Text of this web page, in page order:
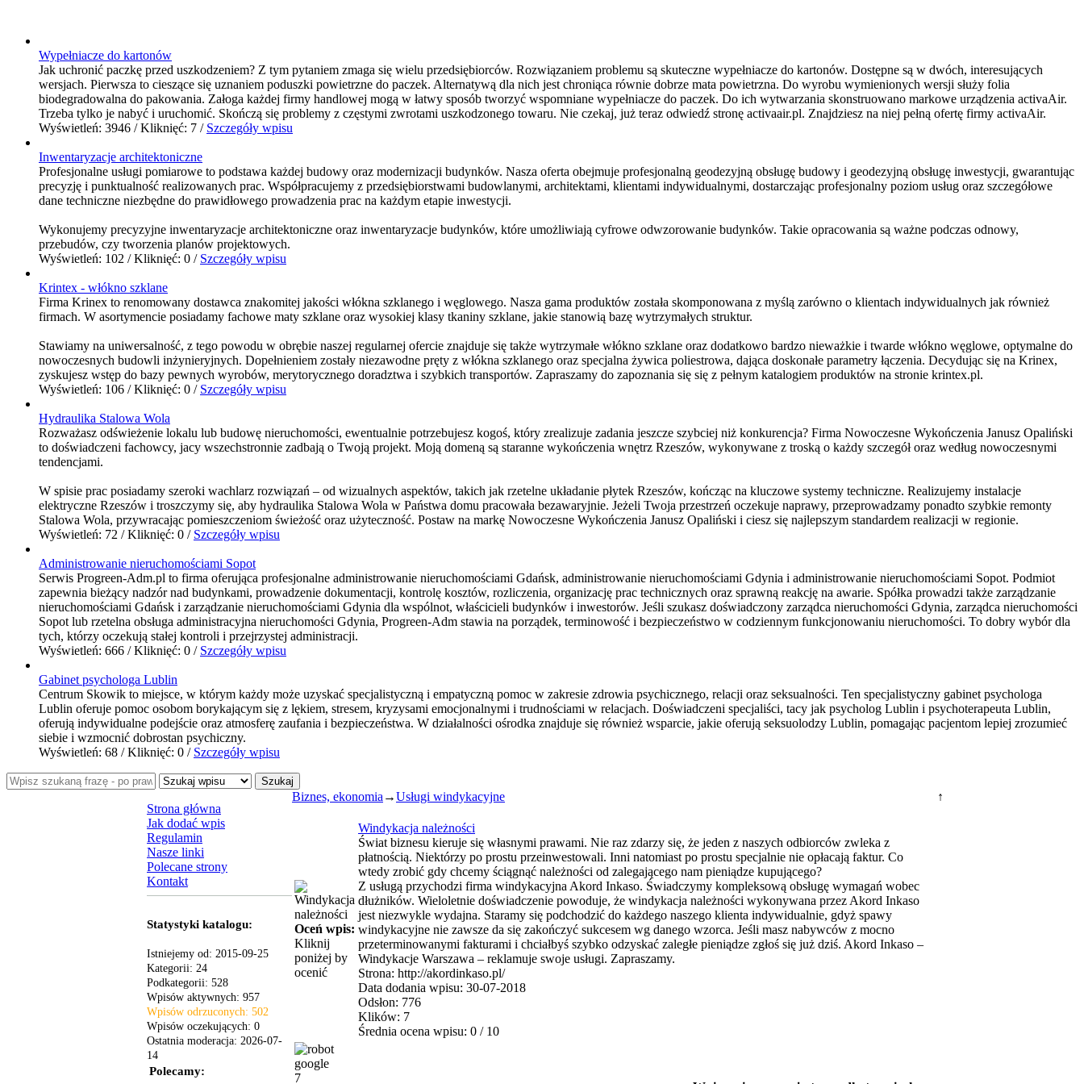
Wypełniacze do kartonów
Jak uchronić paczkę przed uszkodzeniem? Z tym pytaniem zmaga się wielu przedsiębiorców. Rozwiązaniem problemu są skuteczne wypełniacze do kartonów. Dostępne są w dwóch, interesujących
wersjach. Pierwsza to cieszące się uznaniem poduszki powietrzne do paczek. Alternatywą dla nich jest chroniąca równie dobrze mata powietrzna. Do wyrobu wymienionych wersji służy folia
biodegradowalna do pakowania. Załoga każdej firmy handlowej mogą w łatwy sposób tworzyć wspomniane wypełniacze do paczek. Do ich wytwarzania skonstruowano markowe urządzenia activaAir.
Trzeba tylko je nabyć i uruchomić. Skończą się problemy z częstymi zwrotami uszkodzonego towaru. Nie czekaj, już teraz odwiedź stronę activaair.pl. Znajdziesz na niej pełną ofertę firmy activaAir.
Wyświetleń: 3946 / Kliknięć: 7 / Szczegóły wpisu
Inwentaryzacje architektoniczne
Profesjonalne usługi pomiarowe to podstawa każdej budowy oraz modernizacji budynków. Nasza oferta obejmuje profesjonalną geodezyjną obsługę budowy i geodezyjną obsługę inwestycji, gwarantując
precyzję i punktualność realizowanych prac. Współpracujemy z przedsiębiorstwami budowlanymi, architektami, klientami indywidualnymi, dostarczając profesjonalny poziom usług oraz szczegółowe
dane techniczne niezbędne do prawidłowego prowadzenia prac na każdym etapie inwestycji.
Wykonujemy precyzyjne inwentaryzacje architektoniczne oraz inwentaryzacje budynków, które umożliwiają cyfrowe odwzorowanie budynków. Takie opracowania są ważne podczas odnowy,
przebudów, czy tworzenia planów projektowych.
Wyświetleń: 102 / Kliknięć: 0 / Szczegóły wpisu
Krintex - włókno szklane
Firma Krinex to renomowany dostawca znakomitej jakości włókna szklanego i węglowego. Nasza gama produktów została skomponowana z myślą zarówno o klientach indywidualnych jak również
firmach. W asortymencie posiadamy fachowe maty szklane oraz wysokiej klasy tkaniny szklane, jakie stanowią bazę wytrzymałych struktur.
Stawiamy na uniwersalność, z tego powodu w obrębie naszej regularnej ofercie znajduje się także wytrzymałe włókno szklane oraz dodatkowo bardzo nieważkie i twarde włókno węglowe, optymalne do
nowoczesnych budowli inżynieryjnych. Dopełnieniem zostały niezawodne pręty z włókna szklanego oraz specjalna żywica poliestrowa, dająca doskonałe parametry łączenia. Decydując się na Krinex,
zyskujesz wstęp do bazy pewnych wyrobów, merytorycznego doradztwa i szybkich transportów. Zapraszamy do zapoznania się się z pełnym katalogiem produktów na stronie krintex.pl.
Wyświetleń: 106 / Kliknięć: 0 / Szczegóły wpisu
Hydraulika Stalowa Wola
Rozważasz odświeżenie lokalu lub budowę nieruchomości, ewentualnie potrzebujesz kogoś, który zrealizuje zadania jeszcze szybciej niż konkurencja? Firma Nowoczesne Wykończenia Janusz Opaliński
to doświadczeni fachowcy, jacy wszechstronnie zadbają o Twoją projekt. Moją domeną są staranne wykończenia wnętrz Rzeszów, wykonywane z troską o każdy szczegół oraz według nowoczesnymi
tendencjami.
W spisie prac posiadamy szeroki wachlarz rozwiązań – od wizualnych aspektów, takich jak rzetelne układanie płytek Rzeszów, kończąc na kluczowe systemy techniczne. Realizujemy instalacje
elektryczne Rzeszów i troszczymy się, aby hydraulika Stalowa Wola w Państwa domu pracowała bezawaryjnie. Jeżeli Twoja przestrzeń oczekuje naprawy, przeprowadzamy ponadto szybkie remonty
Stalowa Wola, przywracając pomieszczeniom świeżość oraz użyteczność. Postaw na markę Nowoczesne Wykończenia Janusz Opaliński i ciesz się najlepszym standardem realizacji w regionie.
Wyświetleń: 72 / Kliknięć: 0 / Szczegóły wpisu
Administrowanie nieruchomościami Sopot
Serwis Progreen-Adm.pl to firma oferująca profesjonalne administrowanie nieruchomościami Gdańsk, administrowanie nieruchomościami Gdynia i administrowanie nieruchomościami Sopot. Podmiot
zapewnia bieżący nadzór nad budynkami, prowadzenie dokumentacji, kontrolę kosztów, rozliczenia, organizację prac technicznych oraz sprawną reakcję na awarie. Spółka prowadzi także zarządzanie
nieruchomościami Gdańsk i zarządzanie nieruchomościami Gdynia dla wspólnot, właścicieli budynków i inwestorów. Jeśli szukasz doświadczony zarządca nieruchomości Gdynia, zarządca nieruchomości
Sopot lub rzetelna obsługa administracyjna nieruchomości Gdynia, Progreen-Adm stawia na porządek, terminowość i bezpieczeństwo w codziennym funkcjonowaniu nieruchomości. To dobry wybór dla
tych, którzy oczekują stałej kontroli i przejrzystej administracji.
Wyświetleń: 666 / Kliknięć: 0 / Szczegóły wpisu
Gabinet psychologa Lublin
Centrum Skowik to miejsce, w którym każdy może uzyskać specjalistyczną i empatyczną pomoc w zakresie zdrowia psychicznego, relacji oraz seksualności. Ten specjalistyczny gabinet psychologa
Lublin oferuje pomoc osobom borykającym się z lękiem, stresem, kryzysami emocjonalnymi i trudnościami w relacjach. Doświadczeni specjaliści, tacy jak psycholog Lublin i psychoterapeuta Lublin,
oferują indywidualne podejście oraz atmosferę zaufania i bezpieczeństwa. W działalności ośrodka znajduje się również wsparcie, jakie oferują seksuolodzy Lublin, pomagając pacjentom lepiej zrozumieć
siebie i wzmocnić dobrostan psychiczny.
Wyświetleń: 68 / Kliknięć: 0 / Szczegóły wpisu
Szukaj
Strona główna
Jak dodać wpis
Regulamin
Nasze linki
Polecane strony
Kontakt
Statystyki katalogu:
Istniejemy od: 2015-09-25
Kategorii: 24
Podkategorii: 528
Wpisów aktywnych: 957
Wpisów odrzuconych: 502
Wpisów oczekujących: 0
Ostatnia moderacja: 2026-07-
14
Polecamy:
Biznes, ekonomia →Usługi windykacyjne
Oceń wpis:
Kliknij
poniżej by
ocenić
Windykacja należności
Świat biznesu kieruje się własnymi prawami. Nie raz zdarzy się, że jeden z naszych odbiorców zwleka z
płatnością. Niektórzy po prostu przeinwestowali. Inni natomiast po prostu specjalnie nie opłacają faktur. Co
wtedy zrobić gdy chcemy ściągnąć należności od zalegającego nam pieniądze kupującego?
Z usługą przychodzi firma windykacyjna Akord Inkaso. Świadczymy kompleksową obsługę wymagań wobec
dłużników. Wieloletnie doświadczenie powoduje, że windykacja należności wykonywana przez Akord Inkaso
jest niezwykle wydajna. Staramy się podchodzić do każdego naszego klienta indywidualnie, gdyż spawy
windykacyjne nie zawsze da się zakończyć sukcesem wg danego wzorca. Jeśli masz nabywców z mocno
przeterminowanymi fakturami i chciałbyś szybko odzyskać zaległe pieniądze zgłoś się już dziś. Akord Inkaso –
Windykacje Warszawa – reklamuje swoje usługi. Zapraszamy.
Strona: http://akordinkaso.pl/
Data dodania wpisu: 30-07-2018
Odsłon: 776
Klików: 7
Średnia ocena wpisu: 0 / 10
7
↑